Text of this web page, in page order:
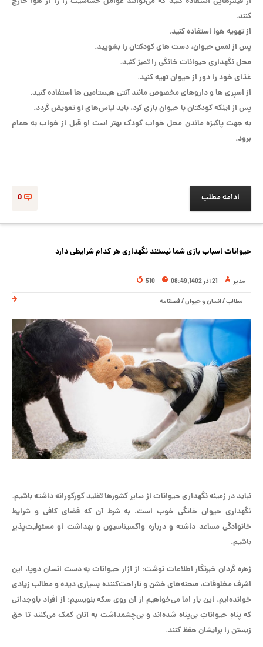
کنند.
از تهویه هوا استفاده کنید.
پس از لمس حیوان، دست های کودکتان را بشویید.
محل نگهداری حیوانات خانگی را تمیز کنید.
غذای خود را دور از حیوان تهیه کنید.
از اسپری ها و داروهای مخصوص مانند آنتی هیستامین ها استفاده کنید.
پس از اینکه کودکتان با حیوان بازی کرد، باید لباس‌های او تعویض گردد.
به جهت پاکیزه ماندن محل خواب کودک بهتر است او قبل از خواب به حمام
برود.
0 ادامه مطلب
حیوانات اسباب بازی شما نیستند نگهداری هر کدام شرایطی دارد
مدیر 21 آذر 1402, 08:49 510
مطالب/انسان و حیوان/فصلنامه
نباید در زمینه نگهداری حیوانات از سایر کشور‌ها تقلید کورکورانه داشته باشیم.
نگهداری حیوان خانگی خوب است، به شرط آن که فضای کافی و شرایط
خانوادگی مساعد داشته و درباره واکسیناسیون و بهداشت او مسئولیت‌پذیر
باشیم.
زهره گردان خبرنگار اطلاعات نوشت: از آزار حیوانات به دست انسان دوپا، این
اشرف مخلوقات، صحنه‌های خشن و ناراحت‌کننده بسیاری دیده و مطالب زیادی
خوانده‌ایم، این بار اما می‌خواهیم از آن روی سکه بنویسیم؛ از افراد باوجدانی
که پناهِ حیواناتِ بی‌پناه شده‌اند و بی‌چشمداشت به آنان کمک می‌کنند تا حق
زیستن را برایشان حفظ کنند.